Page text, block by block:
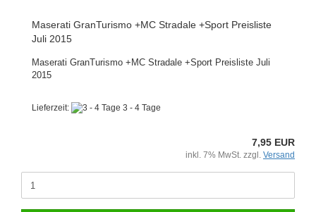
Maserati GranTurismo +MC Stradale +Sport Preisliste
Juli 2015
Maserati GranTurismo +MC Stradale +Sport Preisliste Juli
2015
Lieferzeit: 3 - 4 Tage
7,95 EUR
inkl. 7% MwSt. zzgl. Versand